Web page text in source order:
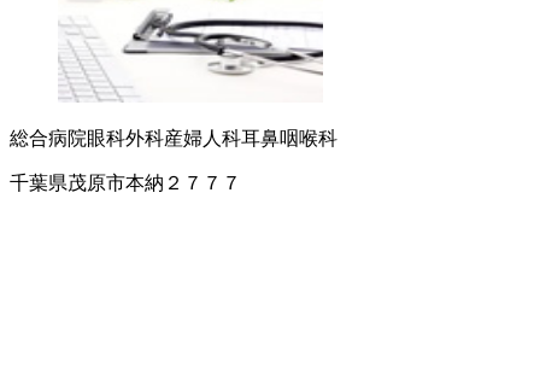
総合病院眼科外科産婦人科耳鼻咽喉科
千葉県茂原市本納２７７７